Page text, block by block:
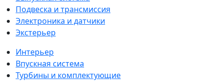
Подвеска и трансмиссия
Электроника и датчики
Экстерьер
Интерьер
Впускная система
Турбины и комплектующие